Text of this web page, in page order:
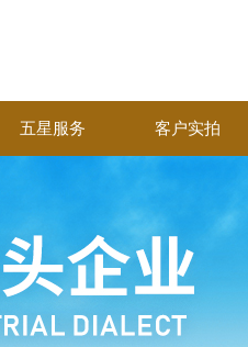
五星服务 客户实拍